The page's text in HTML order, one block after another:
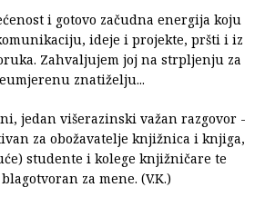
i gotovo začudna energija koju
ideje i projekte, pršti i iz
Zahvaljujem joj na strpljenju za
znatiželju...
jedan višerazinski važan razgovor -
za obožavatelje knjižnica i knjiga,
studente i kolege knjižničare te
za mene. (V.K.)